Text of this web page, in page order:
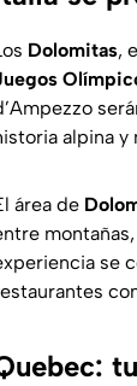
Dolomitas,
alpina y
área de
se